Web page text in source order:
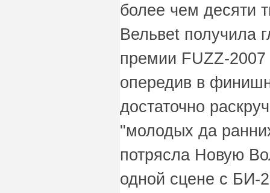
более чем десяти
Вельвеt получила
премии FUZZ-
опередив в
достаточно
"молодых да
потрясла Новую
одной сцене с БИ-